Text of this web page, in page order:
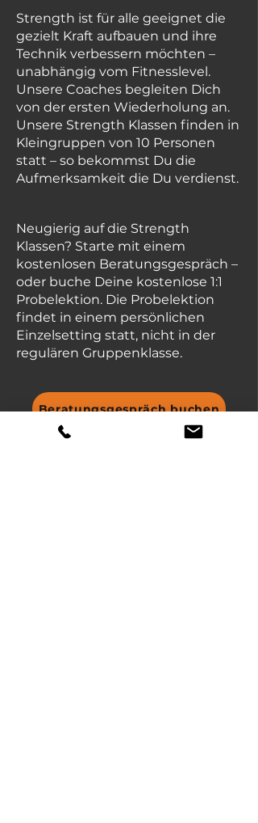
Strength ist für alle geeignet die
gezielt Kraft aufbauen und ihre
Technik verbessern möchten –
unabhängig vom Fitnesslevel.
Unsere Coaches begleiten Dich
von der ersten Wiederholung an.
Unsere Strength Klassen finden in
Kleingruppen von 10 Personen
statt – so bekommst Du die
Aufmerksamkeit die Du verdienst.
Neugierig auf die Strength
Klassen? Starte mit einem
kostenlosen Beratungsgespräch –
oder buche Deine kostenlose 1:1
Probelektion. Die Probelektion
findet in einem persönlichen
Einzelsetting statt, nicht in der
regulären Gruppenklasse.
Beratungsgespräch buchen